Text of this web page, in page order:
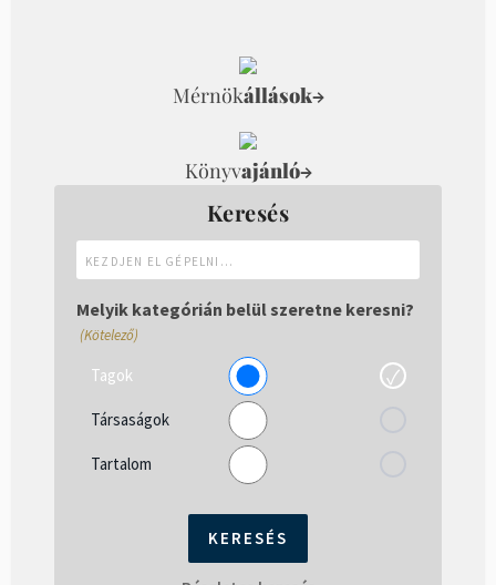
Mérnökállások→
Könyvajánló→
Keresés
el
gépelni...
Melyik kategórián belül szeretne keresni?
(Kötelező)
Tagok
Társaságok
Tartalom